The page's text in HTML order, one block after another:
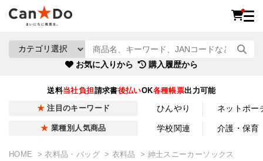
お気に入りから 購入履歴から
送料当社負担請求書後払いOK各種帳票出力可能
注目のキーワード ひんやり ネットポー
業種別人気商品 学校関連 介護・保育
HOME 衣料品・バッグ 衣料品 紳士スニーカーソックス